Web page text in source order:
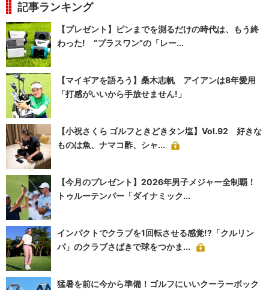
記事ランキング
【プレゼント】ピンまでを測るだけの時代は、もう終
わった! “プラスワン”の「レー...
【マイギアを語ろう】桑木志帆 アイアンは8年愛用
「打感がいいから手放せません!」
【小祝さくら ゴルフときどきタン塩】Vol.92 好きな
ものは魚、ナマコ酢、シャ...
【今月のプレゼント】2026年男子メジャー全制覇！
トゥルーテンパー「ダイナミック...
インパクトでクラブを1回転させる感覚!?「クルリン
パ」のクラブさばきで球をつかま...
猛暑を前に今から準備！ゴルフにいいクーラーボック